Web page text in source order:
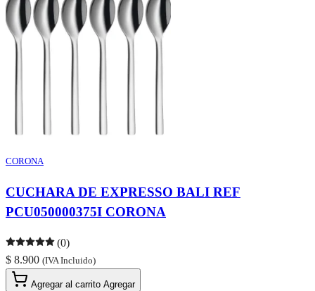
CORONA
CUCHARA DE EXPRESSO BALI REF
PCU050000375I CORONA
(0)
$ 8.900 (IVA Incluido)
Agregar al carrito Agregar